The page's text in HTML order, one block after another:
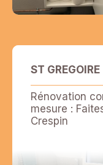
ST GREGOIRE
Rénovation
mesure :
Crespin